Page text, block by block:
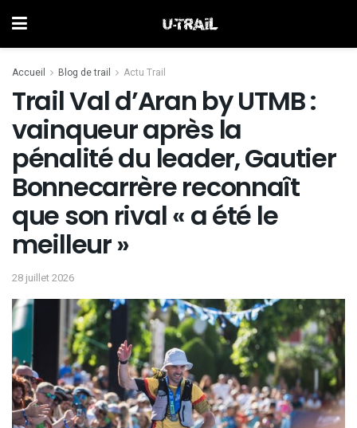
Accueil Blog de trail Actu Trail
Trail Val d’Aran by UTMB :
vainqueur après la
pénalité du leader, Gautier
Bonnecarrère reconnaît
que son rival « a été le
meilleur »
28 juillet 2026